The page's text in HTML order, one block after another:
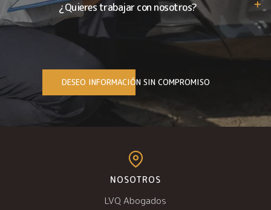
¿Quieres trabajar con nosotros?
DESEO INFORMACIÓN SIN COMPROMISO
NOSOTROS
LVQ Abogados